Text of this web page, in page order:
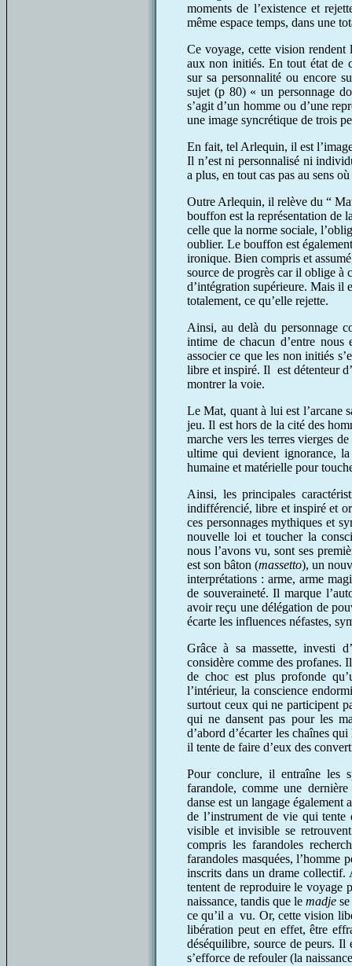
moments de l’existence et
même espace temps, dans une
Ce voyage, cette vision rendent
aux non initiés. En tout état de
sur sa personnalité ou encore
sujet (p 80) « un personnage
s’agit d’un homme ou d’une
une image syncrétique de trois
En fait, tel Arlequin, il est
Il n’est ni personnalisé ni
a plus, en tout cas pas au sens
Outre Arlequin, il relève du “
bouffon est la représentation de
celle que la norme sociale,
oublier. Le bouffon est
ironique. Bien compris et
source de progrès car il oblige à
d’intégration supérieure. Mais il
totalement, ce qu’elle rejette.
Ainsi, au delà du personnage
intime de chacun d’entre nous
associer ce que les non initiés
libre et inspiré. Il est détenteur
montrer la voie.
Le Mat, quant à lui est l’arcane
jeu. Il est hors de la cité des
marche vers les terres vierges
ultime qui devient ignorance,
humaine et matérielle pour
Ainsi, les principales
indifférencié, libre et inspiré et
ces personnages mythiques et
nouvelle loi et toucher la
nous l’avons vu, sont ses
est son bâton (massetto), un
interprétations : arme, arme
de souveraineté. Il marque
avoir reçu une délégation de
écarte les influences néfastes,
Grâce à sa massette, investi
considère comme des profanes.
de choc est plus profonde
l’intérieur, la conscience
surtout ceux qui ne participent
qui ne dansent pas pour les
d’abord d’écarter les chaînes
il tente de faire d’eux des
Pour conclure, il entraîne les
farandole, comme une
danse est un langage
de l’instrument de vie qui tente
visible et invisible se
compris les farandoles
farandoles masquées, l’homme
inscrits dans un drame collectif.
tentent de reproduire le voyage
naissance, tandis que lemadje
ce qu’il a vu. Or, cette vision
libération peut en effet, être
déséquilibre, source de peurs.
s’efforce de refouler (la